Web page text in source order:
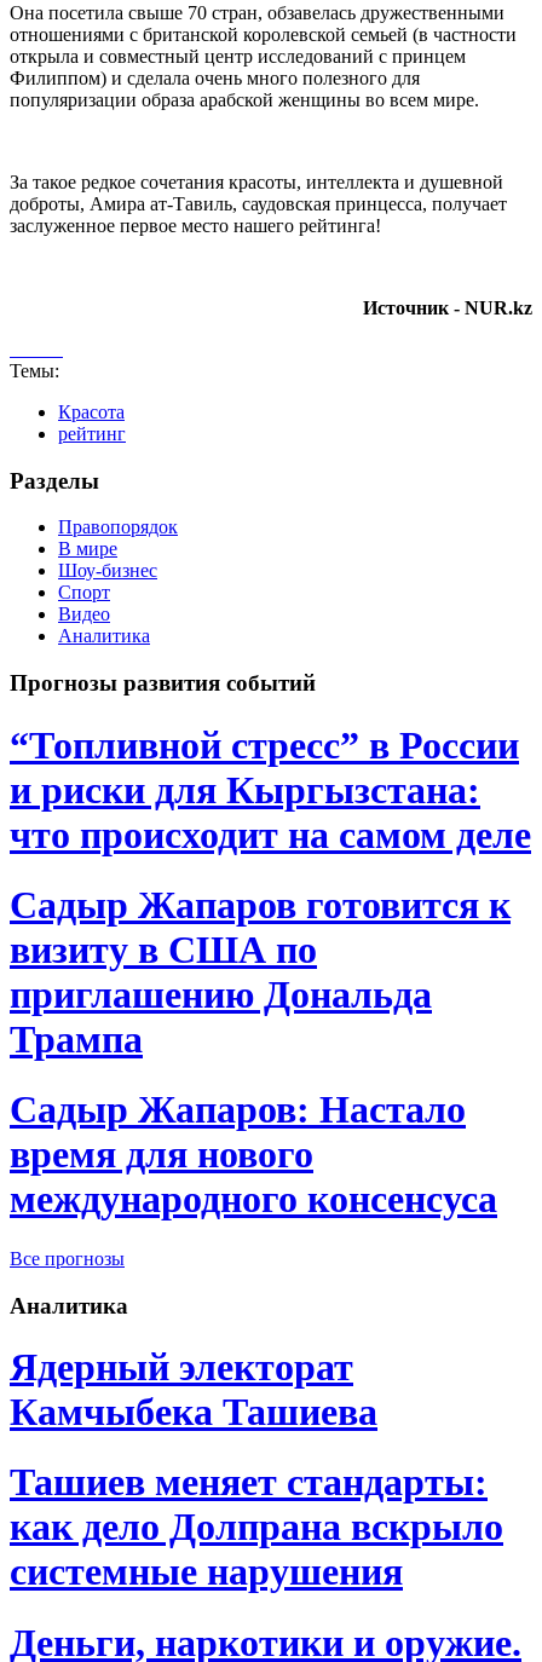
Она посетила свыше 70 стран, обзавелась дружественными
отношениями с британской королевской семьей (в частности
открыла и совместный центр исследований с принцем
Филиппом) и сделала очень много полезного для
популяризации образа арабской женщины во всем мире.
За такое редкое сочетания красоты, интеллекта и душевной
доброты, Амира ат-Тавиль, саудовская принцесса, получает
заслуженное первое место нашего рейтинга!
Источник - NUR.kz
Темы:
Кpaсoта
рейтинг
Разделы
Правопорядок
В мире
Шоу-бизнес
Спорт
Видео
Аналитика
Прогнозы развития событий
“Топливной стресс” в России
и риски для Кыргызстана:
что происходит на самом деле
Садыр Жапаров готовится к
визиту в США по
приглашению Дональда
Трампа
Садыр Жапаров: Настало
время для нового
международного консенсуса
Все прогнозы
Аналитика
Ядерный электорат
Камчыбека Ташиева
Ташиев меняет стандарты:
как дело Долпрана вскрыло
системные нарушения
Деньги, наркотики и оружие.